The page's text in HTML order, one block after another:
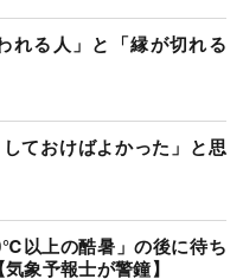
れる人」と「縁が切れる
ておけばよかった」と思
以上の酷暑」の後に待ち
象予報士が警鐘】